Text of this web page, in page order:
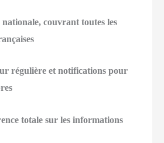
couvrant toutes les
régulière et notifications pour
totale sur les informations